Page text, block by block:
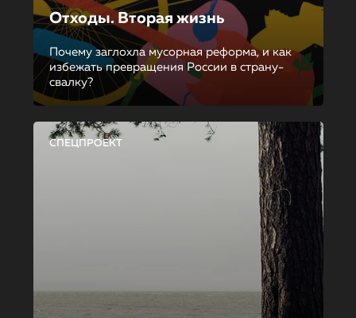
Отходы. Вторая жизнь
Почему заглохла мусорная реформа, и как
избежать превращения России в страну-
свалку?
СПЕЦПРОЕКТ